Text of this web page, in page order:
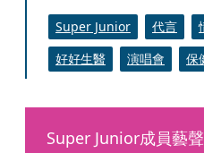
Super Junior 代言
好好生醫
演唱會 保
Super Junior成員藝